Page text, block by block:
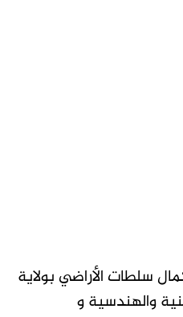
سلطات الأراضي بولاية
والهندسية و